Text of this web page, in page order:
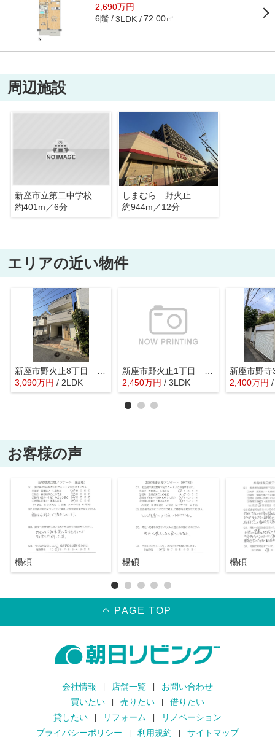
2,690万円
6階 3LDK 72.00㎡
周辺施設
新座市立第二中学校
約401m／6分
しまむら 野火止
約944m／12分
エリアの近い物件
新座市野火止8丁目 戸建
3,090万円 / 2LDK
新座市野火止1丁目 戸建
2,450万円 / 3LDK
新座市野
2,400万円
お客様の声
楊碩 楊碩 楊碩
PAGE TOP
会社情報 店舗一覧
お問い合わせ
買いたい
売りたい
借りたい
貸したい
リフォーム
リノベーション
プライバシーポリシー
利用規約 サイトマップ